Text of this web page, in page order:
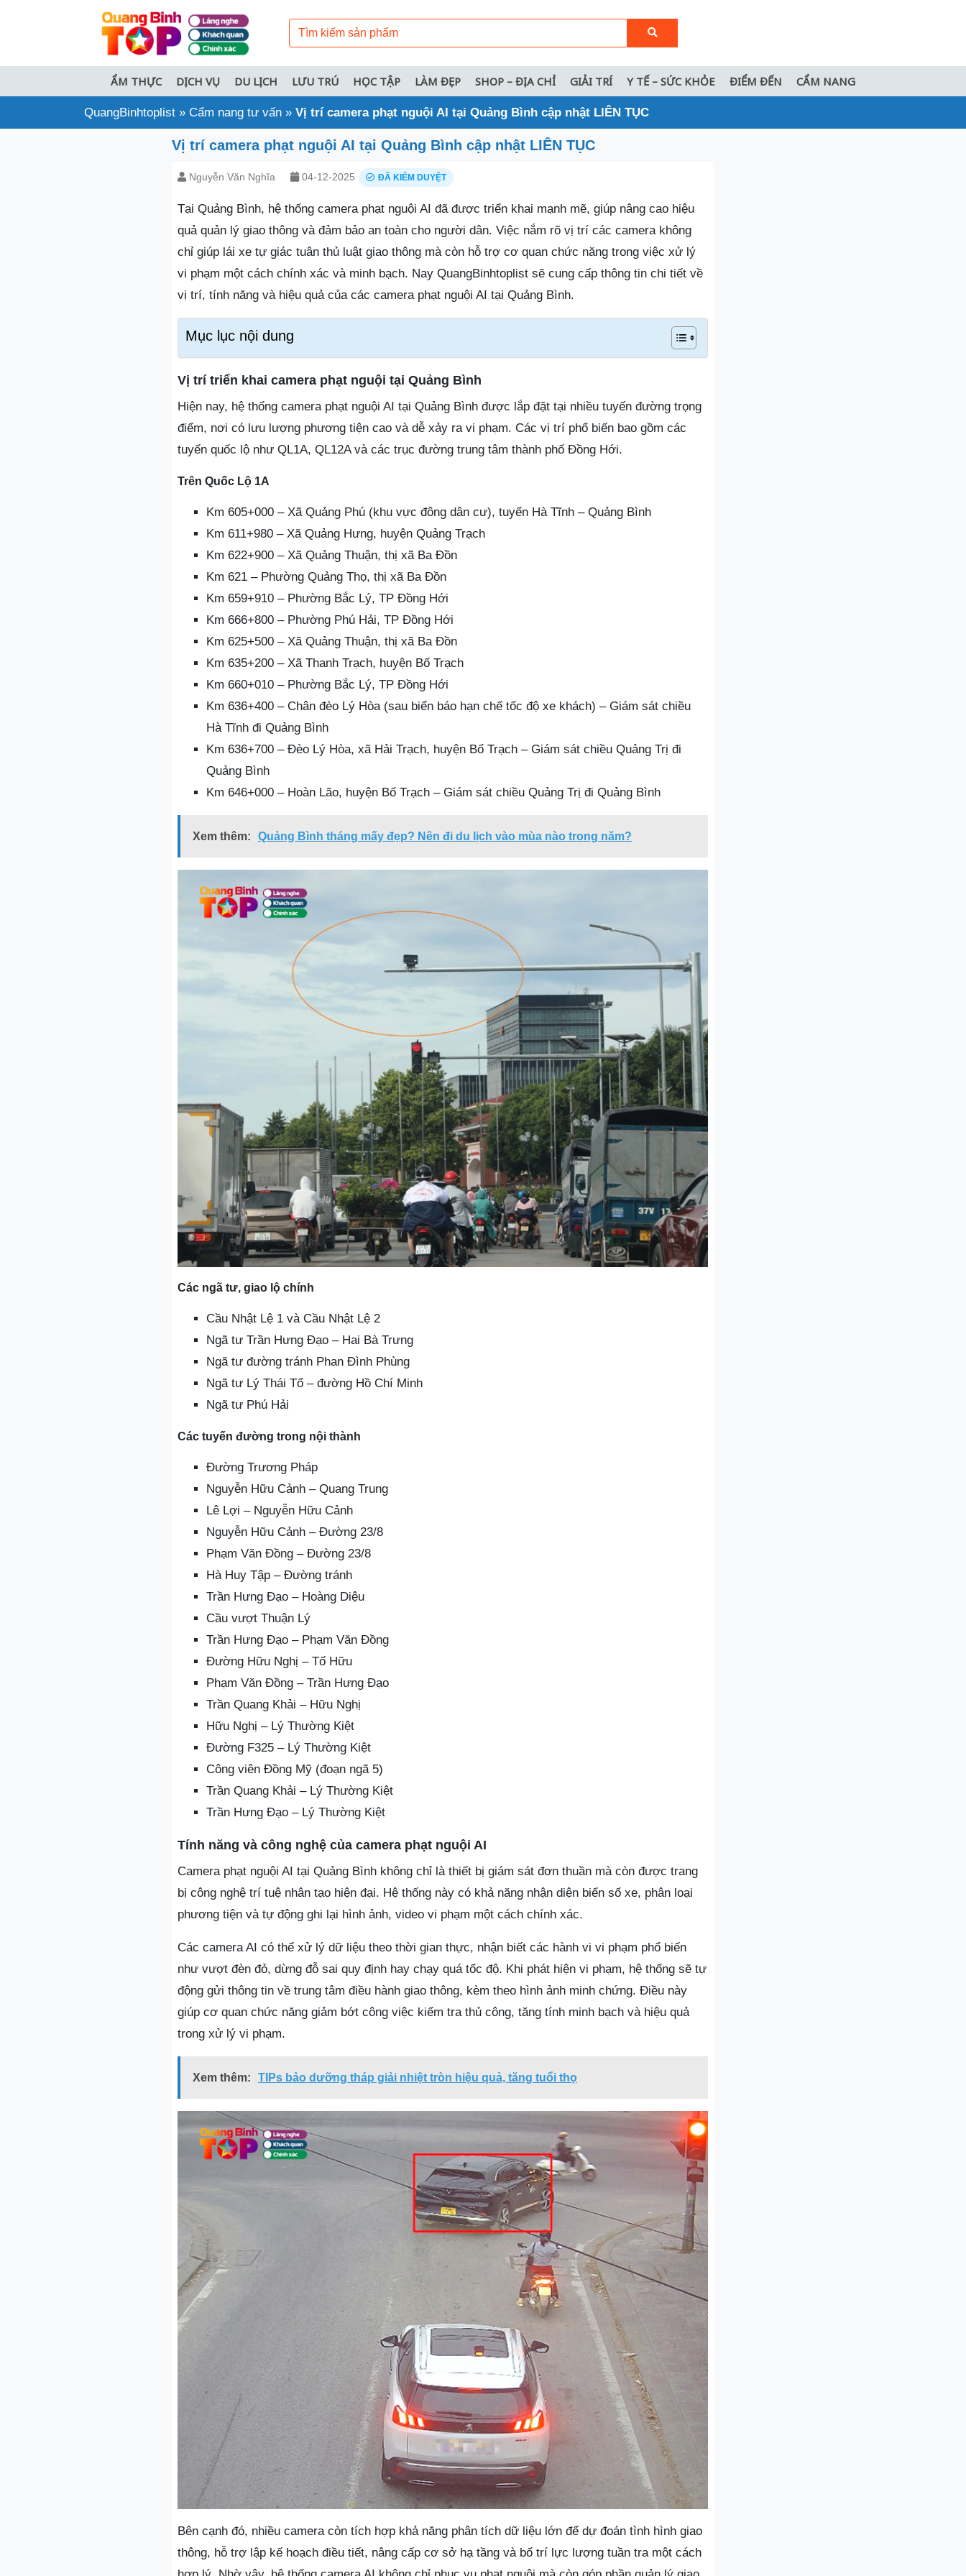
ẨM THỰC DỊCH VỤ DU LỊCH LƯU TRÚ HỌC TẬP LÀM ĐẸP SHOP – ĐỊA CHỈ GIẢI TRÍ Y TẾ – SỨC KHỎE ĐIỂM ĐẾN CẨM NANG
QuangBinhtoplist » Cẩm nang tư vấn » Vị trí camera phạt nguội AI tại Quảng Bình cập nhật LIÊN TỤC
Vị trí camera phạt nguội AI tại Quảng Bình cập nhật LIÊN TỤC
Nguyễn Văn Nghĩa 04-12-2025 ĐÃ KIỂM DUYỆT
Tại Quảng Bình, hệ thống camera phạt nguội AI đã được triển khai mạnh mẽ, giúp nâng cao hiệu
quả quản lý giao thông và đảm bảo an toàn cho người dân. Việc nắm rõ vị trí các camera không
chỉ giúp lái xe tự giác tuân thủ luật giao thông mà còn hỗ trợ cơ quan chức năng trong việc xử lý
vi phạm một cách chính xác và minh bạch. Nay QuangBinhtoplist sẽ cung cấp thông tin chi tiết về
vị trí, tính năng và hiệu quả của các camera phạt nguội AI tại Quảng Bình.
Mục lục nội dung
Vị trí triển khai camera phạt nguội tại Quảng Bình
Hiện nay, hệ thống camera phạt nguội AI tại Quảng Bình được lắp đặt tại nhiều tuyến đường trọng
điểm, nơi có lưu lượng phương tiện cao và dễ xảy ra vi phạm. Các vị trí phổ biến bao gồm các
tuyến quốc lộ như QL1A, QL12A và các trục đường trung tâm thành phố Đồng Hới.
Trên Quốc Lộ 1A
Km 605+000 – Xã Quảng Phú (khu vực đông dân cư), tuyến Hà Tĩnh – Quảng Bình
Km 611+980 – Xã Quảng Hưng, huyện Quảng Trạch
Km 622+900 – Xã Quảng Thuận, thị xã Ba Đồn
Km 621 – Phường Quảng Thọ, thị xã Ba Đồn
Km 659+910 – Phường Bắc Lý, TP Đồng Hới
Km 666+800 – Phường Phú Hải, TP Đồng Hới
Km 625+500 – Xã Quảng Thuận, thị xã Ba Đồn
Km 635+200 – Xã Thanh Trạch, huyện Bố Trạch
Km 660+010 – Phường Bắc Lý, TP Đồng Hới
Km 636+400 – Chân đèo Lý Hòa (sau biển báo hạn chế tốc độ xe khách) – Giám sát chiều
Hà Tĩnh đi Quảng Bình
Km 636+700 – Đèo Lý Hòa, xã Hải Trạch, huyện Bố Trạch – Giám sát chiều Quảng Trị đi
Quảng Bình
Km 646+000 – Hoàn Lão, huyện Bố Trạch – Giám sát chiều Quảng Trị đi Quảng Bình
Xem thêm: Quảng Bình tháng mấy đẹp? Nên đi du lịch vào mùa nào trong năm?
Các ngã tư, giao lộ chính
Cầu Nhật Lệ 1 và Cầu Nhật Lệ 2
Ngã tư Trần Hưng Đạo – Hai Bà Trưng
Ngã tư đường tránh Phan Đình Phùng
Ngã tư Lý Thái Tổ – đường Hồ Chí Minh
Ngã tư Phú Hải
Các tuyến đường trong nội thành
Đường Trương Pháp
Nguyễn Hữu Cảnh – Quang Trung
Lê Lợi – Nguyễn Hữu Cảnh
Nguyễn Hữu Cảnh – Đường 23/8
Phạm Văn Đồng – Đường 23/8
Hà Huy Tập – Đường tránh
Trần Hưng Đạo – Hoàng Diệu
Cầu vượt Thuận Lý
Trần Hưng Đạo – Phạm Văn Đồng
Đường Hữu Nghị – Tố Hữu
Phạm Văn Đồng – Trần Hưng Đạo
Trần Quang Khải – Hữu Nghị
Hữu Nghị – Lý Thường Kiệt
Đường F325 – Lý Thường Kiệt
Công viên Đồng Mỹ (đoạn ngã 5)
Trần Quang Khải – Lý Thường Kiệt
Trần Hưng Đạo – Lý Thường Kiệt
Tính năng và công nghệ của camera phạt nguội AI
Camera phạt nguội AI tại Quảng Bình không chỉ là thiết bị giám sát đơn thuần mà còn được trang
bị công nghệ trí tuệ nhân tạo hiện đại. Hệ thống này có khả năng nhận diện biển số xe, phân loại
phương tiện và tự động ghi lại hình ảnh, video vi phạm một cách chính xác.
Các camera AI có thể xử lý dữ liệu theo thời gian thực, nhận biết các hành vi vi phạm phổ biến
như vượt đèn đỏ, dừng đỗ sai quy định hay chạy quá tốc độ. Khi phát hiện vi phạm, hệ thống sẽ tự
động gửi thông tin về trung tâm điều hành giao thông, kèm theo hình ảnh minh chứng. Điều này
giúp cơ quan chức năng giảm bớt công việc kiểm tra thủ công, tăng tính minh bạch và hiệu quả
trong xử lý vi phạm.
Xem thêm: TIPs bảo dưỡng tháp giải nhiệt tròn hiệu quả, tăng tuổi thọ
Bên cạnh đó, nhiều camera còn tích hợp khả năng phân tích dữ liệu lớn để dự đoán tình hình giao
thông, hỗ trợ lập kế hoạch điều tiết, nâng cấp cơ sở hạ tầng và bố trí lực lượng tuần tra một cách